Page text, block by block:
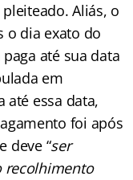
Aliás, o
o dia exato do
até sua data
em
até essa data,
foi após
deve “ser
recolhimento